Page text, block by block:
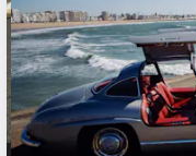
sur
Axeptio